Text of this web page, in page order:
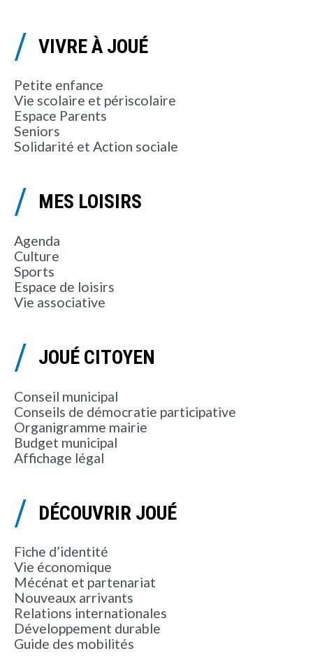
VIVRE À JOUÉ
Petite enfance
Vie scolaire et périscolaire
Espace Parents
Seniors
Solidarité et Action sociale
MES LOISIRS
Agenda
Culture
Sports
Espace de loisirs
Vie associative
JOUÉ CITOYEN
Conseil municipal
Conseils de démocratie participative
Organigramme mairie
Budget municipal
Affichage légal
DÉCOUVRIR JOUÉ
Fiche d’identité
Vie économique
Mécénat et partenariat
Nouveaux arrivants
Relations internationales
Développement durable
Guide des mobilités